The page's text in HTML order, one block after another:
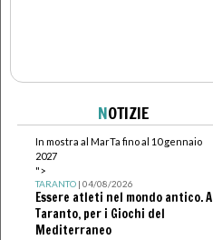
NOTIZIE
In mostra al MarTa fino al 10 gennaio
2027
">
TARANTO| 04/08/2026
Essere atleti nel mondo antico. A
Taranto, per i Giochi del
Mediterraneo